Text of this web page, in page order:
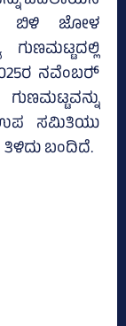
ಬಿಳಿ ಜೋಳ
ನವೆಂಬರ್‍‌
ಉಪ ಸಮಿತಿಯು
ಬಂದಿದೆ.